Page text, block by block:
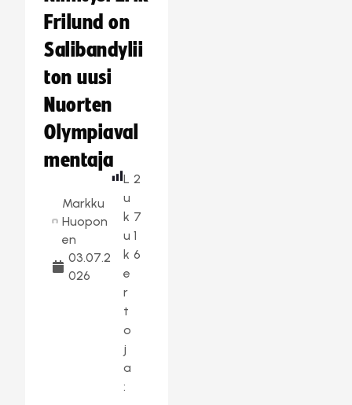
Frilund on
Salibandylii
ton uusi
Nuorten
Olympiaval
mentaja
Markku
Huopon
en
03.07.2
026
L
u
k
u
k
e
r
t
o
j
a
:
2
7
1
6